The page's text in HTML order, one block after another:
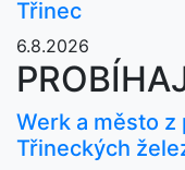
Třinec
6.8.2026
Werk a město
Třineckých